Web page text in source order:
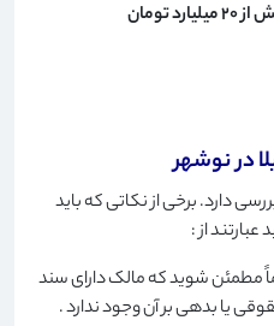
تومان
در نوشهر
دارد. برخی از نکاتی که باید
عبارتند از:
مطمئن شوید که مالک دارای سند
یا بدهی بر آن وجود ندارد.